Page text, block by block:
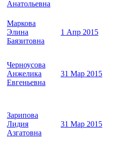
Анатольевна
Маркова
Элина
Баязитовна
1 Апр 2015
Черноусова
Анжелика
Евгеньевна
31 Мар 2015
Зарипова
Лидия
Азгатовна
31 Мар 2015